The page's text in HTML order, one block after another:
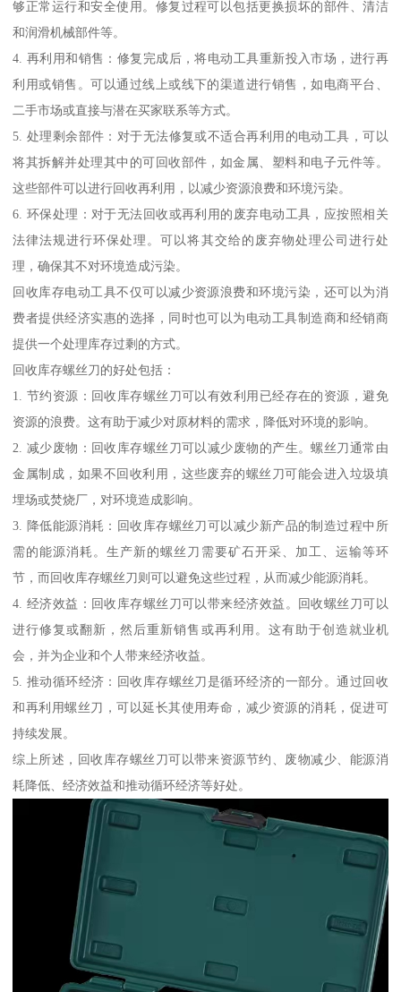
够正常运行和安全使用。修复过程可以包括更换损坏的部件、清洁
和润滑机械部件等。
4. 再利用和销售：修复完成后，将电动工具重新投入市场，进行再
利用或销售。可以通过线上或线下的渠道进行销售，如电商平台、
二手市场或直接与潜在买家联系等方式。
5. 处理剩余部件：对于无法修复或不适合再利用的电动工具，可以
将其拆解并处理其中的可回收部件，如金属、塑料和电子元件等。
这些部件可以进行回收再利用，以减少资源浪费和环境污染。
6. 环保处理：对于无法回收或再利用的废弃电动工具，应按照相关
法律法规进行环保处理。可以将其交给的废弃物处理公司进行处
理，确保其不对环境造成污染。
回收库存电动工具不仅可以减少资源浪费和环境污染，还可以为消
费者提供经济实惠的选择，同时也可以为电动工具制造商和经销商
提供一个处理库存过剩的方式。
回收库存螺丝刀的好处包括：
1. 节约资源：回收库存螺丝刀可以有效利用已经存在的资源，避免
资源的浪费。这有助于减少对原材料的需求，降低对环境的影响。
2. 减少废物：回收库存螺丝刀可以减少废物的产生。螺丝刀通常由
金属制成，如果不回收利用，这些废弃的螺丝刀可能会进入垃圾填
埋场或焚烧厂，对环境造成影响。
3. 降低能源消耗：回收库存螺丝刀可以减少新产品的制造过程中所
需的能源消耗。生产新的螺丝刀需要矿石开采、加工、运输等环
节，而回收库存螺丝刀则可以避免这些过程，从而减少能源消耗。
4. 经济效益：回收库存螺丝刀可以带来经济效益。回收螺丝刀可以
进行修复或翻新，然后重新销售或再利用。这有助于创造就业机
会，并为企业和个人带来经济收益。
5. 推动循环经济：回收库存螺丝刀是循环经济的一部分。通过回收
和再利用螺丝刀，可以延长其使用寿命，减少资源的消耗，促进可
持续发展。
综上所述，回收库存螺丝刀可以带来资源节约、废物减少、能源消
耗降低、经济效益和推动循环经济等好处。